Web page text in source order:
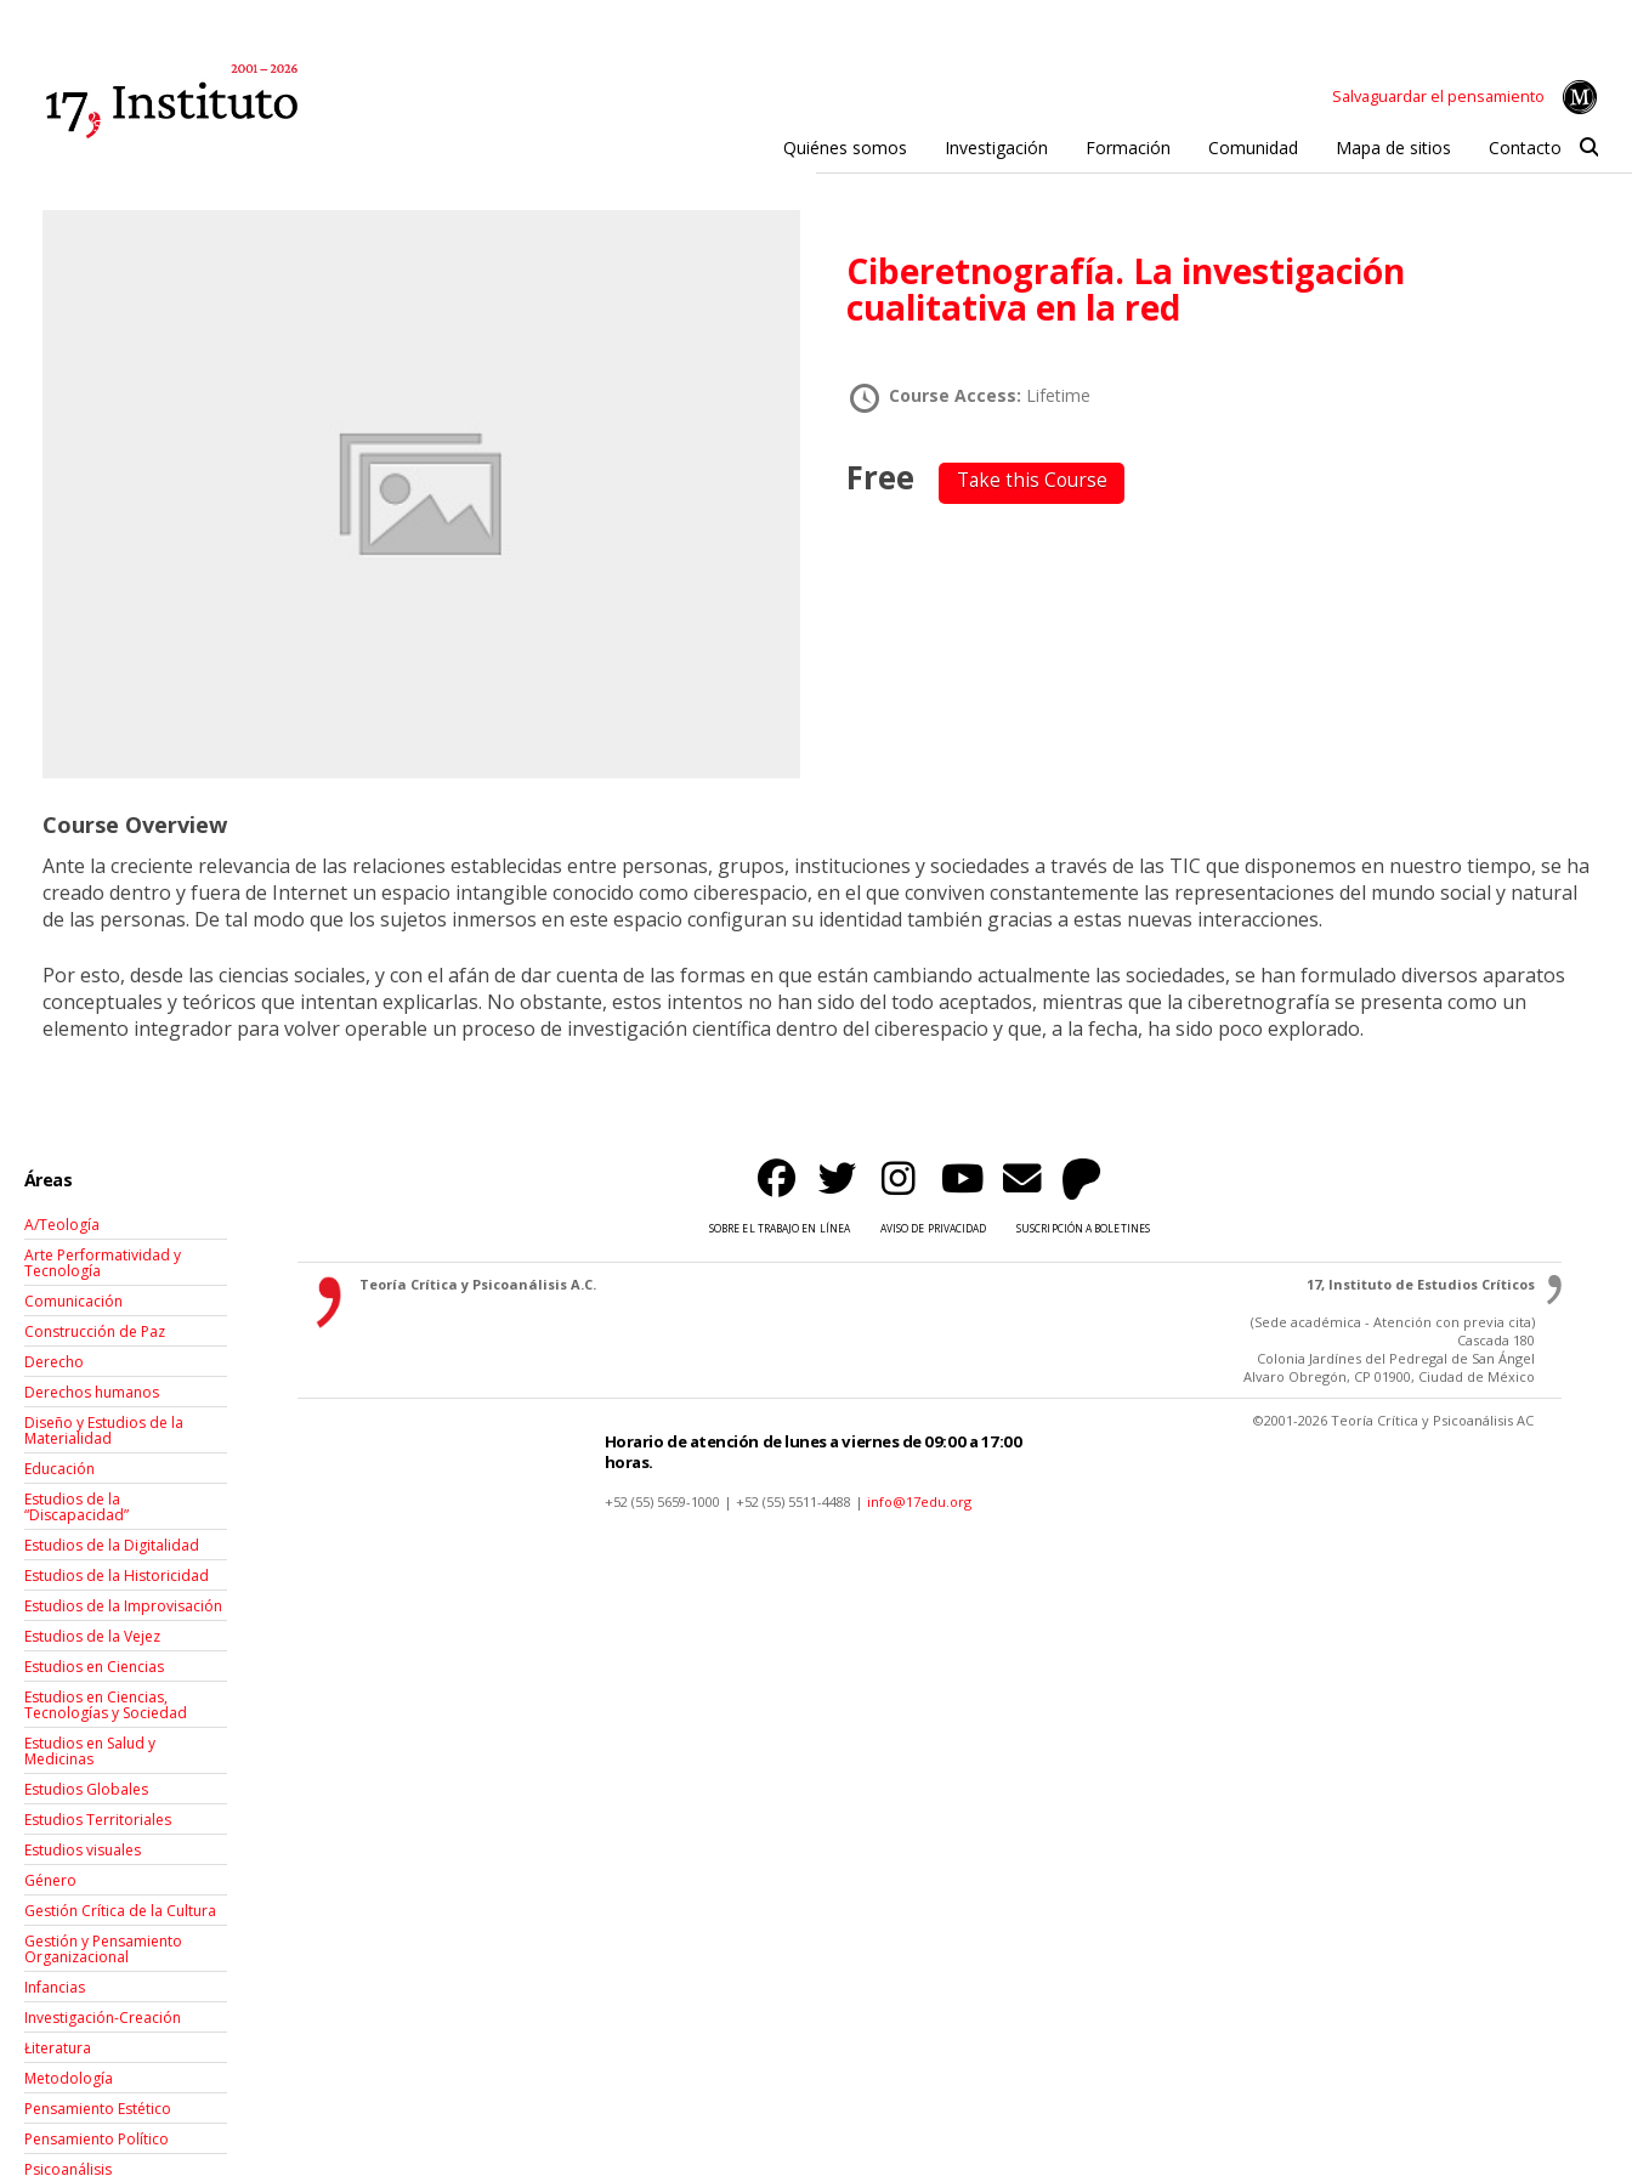
Salvaguardar el pensamiento
Quiénes somos Investigación Formación Comunidad Mapa de sitios Contacto
Ciberetnografía. La investigación
cualitativa en la red
Course Access: Lifetime
Free Take this Course
Course Overview
Ante la creciente relevancia de las relaciones establecidas entre personas, grupos, instituciones y sociedades a través de las TIC que disponemos en nuestro tiempo, se ha
creado dentro y fuera de Internet un espacio intangible conocido como ciberespacio, en el que conviven constantemente las representaciones del mundo social y natural
de las personas. De tal modo que los sujetos inmersos en este espacio configuran su identidad también gracias a estas nuevas interacciones.
Por esto, desde las ciencias sociales, y con el afán de dar cuenta de las formas en que están cambiando actualmente las sociedades, se han formulado diversos aparatos
conceptuales y teóricos que intentan explicarlas. No obstante, estos intentos no han sido del todo aceptados, mientras que la ciberetnografía se presenta como un
elemento integrador para volver operable un proceso de investigación científica dentro del ciberespacio y que, a la fecha, ha sido poco explorado.
Áreas
A/Teología
Arte Performatividad y
Tecnología
Comunicación
Construcción de Paz
Derecho
Derechos humanos
Diseño y Estudios de la
Materialidad
Educación
Estudios de la
“Discapacidad”
Estudios de la Digitalidad
Estudios de la Historicidad
Estudios de la Improvisación
Estudios de la Vejez
Estudios en Ciencias
Estudios en Ciencias,
Tecnologías y Sociedad
Estudios en Salud y
Medicinas
Estudios Globales
Estudios Territoriales
Estudios visuales
Género
Gestión Crítica de la Cultura
Gestión y Pensamiento
Organizacional
Infancias
Investigación-Creación
Łiteratura
Metodología
Pensamiento Estético
Pensamiento Político
Psicoanálisis
SOBRE EL TRABAJO EN LÍNEA AVISO DE PRIVACIDAD SUSCRIPCIÓN A BOLETINES
Teoría Crítica y Psicoanálisis A.C. 17, Instituto de Estudios Críticos
(Sede académica - Atención con previa cita)
Cascada 180
Colonia Jardínes del Pedregal de San Ángel
Alvaro Obregón, CP 01900, Ciudad de México
Horario de atención de lunes a viernes de 09:00 a 17:00
horas.
+52 (55) 5659-1000 | +52 (55) 5511-4488 | info@17edu.org
©2001-2026 Teoría Crítica y Psicoanálisis AC